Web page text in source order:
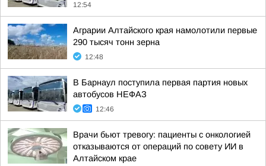
12:54
Аграрии Алтайского края намолотили первые
290 тысяч тонн зерна
12:48
В Барнаул поступила первая партия новых
автобусов НЕФАЗ
12:46
Врачи бьют тревогу: пациенты с онкологией
отказываются от операций по совету ИИ в
Алтайском крае